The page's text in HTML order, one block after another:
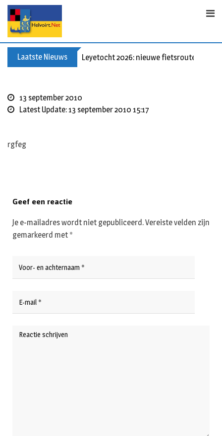
Skip
content
Laatste Nieuws Leyetocht 2026: nieuwe fietsroutes
13 september 2010
Latest Update: 13 september 2010 15:17
rgfeg
Geef een reactie
Je e-mailadres wordt niet gepubliceerd.Vereiste velden zijn
gemarkeerd met *